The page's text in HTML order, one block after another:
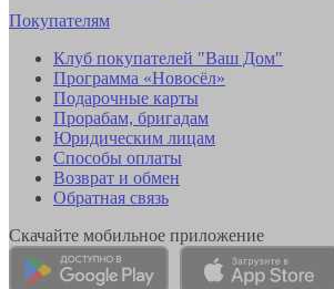
Покупателям
Клуб покупателей "Ваш Дом"
Программа «Новосёл»
Подарочные карты
Прорабам, бригадам
Юридическим лицам
Способы оплаты
Возврат и обмен
Обратная связь
Скачайте мобильное приложение